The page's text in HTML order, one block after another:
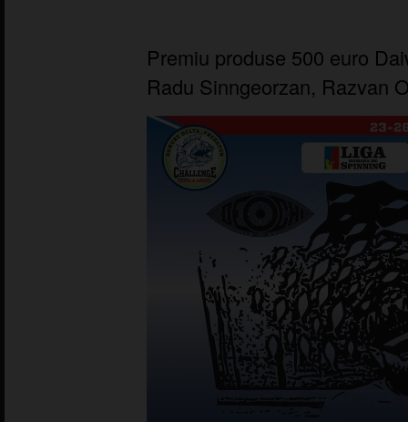
Premiu produse 500 euro
Radu Sinngeorzan, Razvan